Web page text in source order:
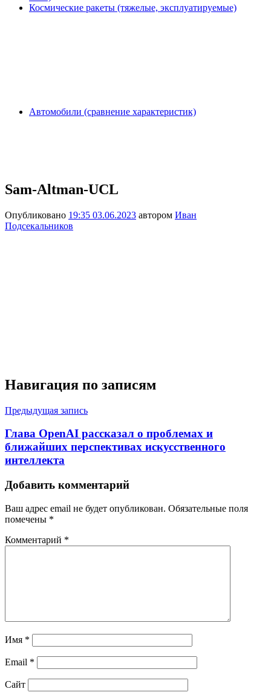
Космические ракеты (тяжелые, эксплуатируемые)
Автомобили (сравнение характеристик)
Sam-Altman-UCL
Опубликовано 19:35 03.06.2023 автором Иван
Подсекальников
Навигация по записям
Предыдущая запись
Глава OpenAI рассказал о проблемах и
ближайших перспективах искусственного
интеллекта
Добавить комментарий
Ваш адрес email не будет опубликован. Обязательные поля
помечены *
Комментарий *
Имя *
Email *
Сайт